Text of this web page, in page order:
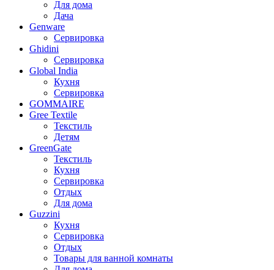
Для дома
Дача
Genware
Сервировка
Ghidini
Сервировка
Global India
Кухня
Сервировка
GOMMAIRE
Gree Textile
Текстиль
Детям
GreenGate
Текстиль
Кухня
Сервировка
Отдых
Для дома
Guzzini
Кухня
Сервировка
Отдых
Товары для ванной комнаты